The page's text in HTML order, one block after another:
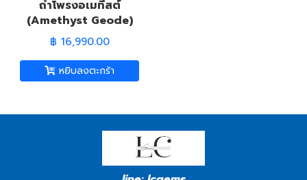
ถ้ำโพรงอเมทีสต์
(Amethyst Geode)
฿ 16,990.00
หยิบลงตะกร้า